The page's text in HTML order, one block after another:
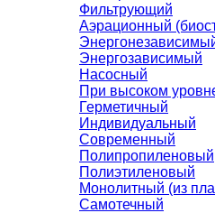
Фильтрующий
Аэрационный
Энергозависимый
Насосный
При высоком
Герметичный
Индивидуальный
Современный
Полипропиленовый
Полиэтиленовый
Монолитный (из
Самотечный